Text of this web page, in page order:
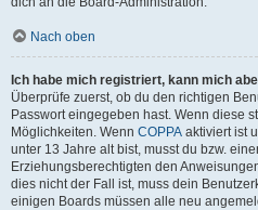
Nach oben
Ich habe mich registriert, kann mich
Überprüfe zuerst, ob du den richtigen
Passwort eingegeben hast. Wenn diese
Möglichkeiten. Wenn COPPA aktiviert ist
unter 13 Jahre alt bist, musst du bzw.
Erziehungsberechtigten den
dies nicht der Fall ist, muss dein
einigen Boards müssen alle neu